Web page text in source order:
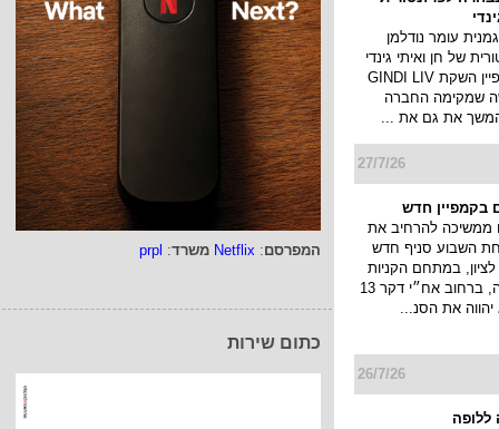
המפרסם:
Netflix משרד:
prpl
כתום שירות
עומר נודלמן
של חן ואיתי גינדי
ותוביל את קמפיין השקת GINDI LIV
שמקימה החברה
את גם את ...
27/7/26
בקמפיין חדש
ממשיכה להרחיב את
השבוע סניף חדש
במתחם הקניות
והבילוי פרוטאה, ברחוב אח״י דקר 13
את הסנ...
26/7/26